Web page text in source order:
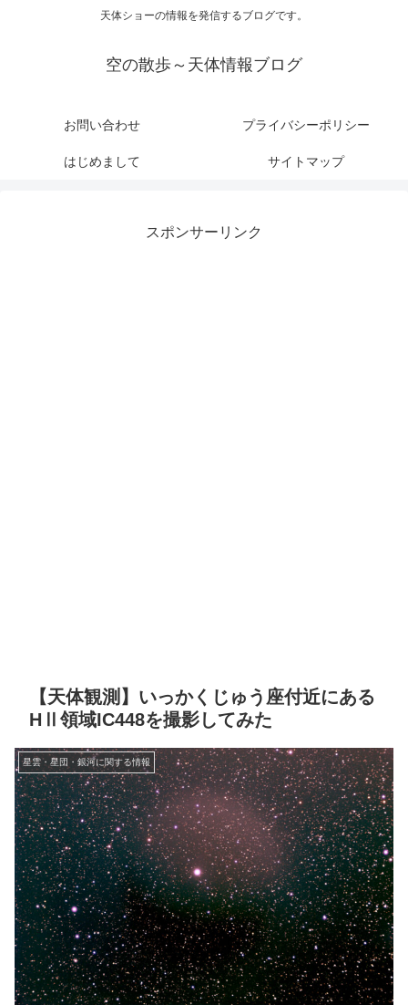
天体ショーの情報を発信するブログです。
空の散歩～天体情報ブログ
お問い合わせ プライバシーポリシー
はじめまして サイトマップ
スポンサーリンク
【天体観測】いっかくじゅう座付近にある
HⅡ領域IC448を撮影してみた
星雲・星団・銀河に関する情報